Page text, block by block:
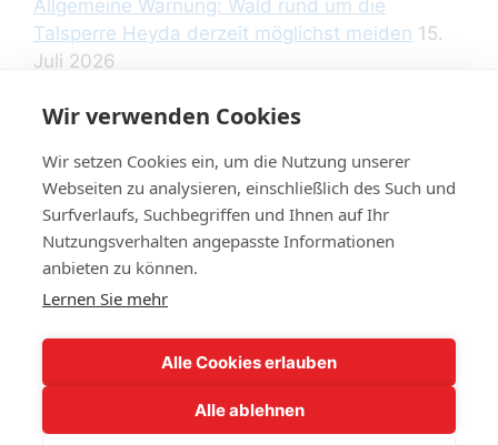
Allgemeine Warnung: Wald rund um die
Talsperre Heyda derzeit möglichst meiden 15.
Juli 2026
Rechtliche Hinweise
Datenschutzerklärung
Impressum
Wir verwenden Cookies
Wir setzen Cookies ein, um die Nutzung unserer
Webseiten zu analysieren, einschließlich des Such und
Surfverlaufs, Suchbegriffen und Ihnen auf Ihr
Nutzungsverhalten angepasste Informationen
anbieten zu können.
Lernen Sie mehr
Alle Cookies erlauben
Alle ablehnen